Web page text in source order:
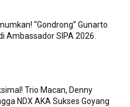
“Gondrong” Gunarto
Ambassador SIPA 2026.
Trio Macan, Denny
NDX AKA Sukses Goyang